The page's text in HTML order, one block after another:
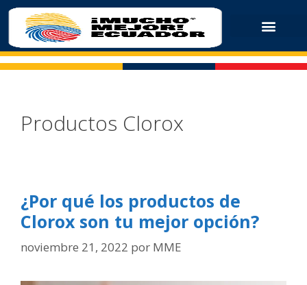
Productos Clorox
¿Por qué los productos de
Clorox son tu mejor opción?
noviembre 21, 2022 por MME